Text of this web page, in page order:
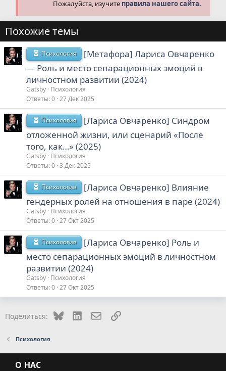
Пожалуйста, изучите правила нашего сайта.
Похожие темы
Психология
[Метафора] Лариса Овчаренко
― Роль и место сепарационных эмоций в
личностном развитии (2024)
Gatsby Психология
Ответы 0 27 Дек 2025
Психология
[Лариса Овчаренко] Синдром
отложенной жизни, или сценарий «После
того, как…» (2025)
Gatsby Психология
Ответы 0 3 Дек 2025
Психология
[Лариса Овчаренко] Влияние
гендерных ролей на отношения в паре (2024)
Gatsby Психология
Ответы 0 27 Окт 2025
Психология
[Лариса Овчаренко] Роль и
место сепарационных эмоций в личностном
развитии (2024)
Gatsby Психология
Ответы 0 27 Окт 2025
Поделиться: Bluesky LinkedInЭлектронная почта
Ссылка
Психология
О НАС